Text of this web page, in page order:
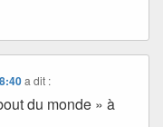
a dit :
du monde » à